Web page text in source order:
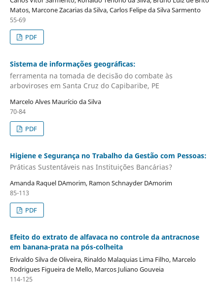
Matos, Marcone Zacarias da Silva, Carlos Felipe da Silva Sarmento
55-69
PDF
Sistema de informações geográficas:
ferramenta na tomada de decisão do combate às
arboviroses em Santa Cruz do Capibaribe, PE
Marcelo Alves Maurício da Silva
70-84
PDF
Higiene e Segurança no Trabalho da Gestão com Pessoas:
Práticas Sustentáveis nas Instituições Bancárias?
Amanda Raquel DAmorim, Ramon Schnayder DAmorim
85-113
PDF
Efeito do extrato de alfavaca no controle da antracnose
em banana-prata na pós-colheita
Erivaldo Silva de Oliveira, Rinaldo Malaquias Lima Filho, Marcelo
Rodrigues Figueira de Mello, Marcos Juliano Gouveia
114-125